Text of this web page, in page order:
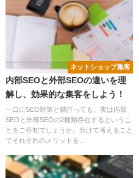
ネットショップ集客
内部SEOと外部SEOの違いを理
解し、効果的な集客をしよう！
一口にSEO対策と銘打っても、実は内部
SEOと外部SEOの2種類存在するというこ
とをご存知でしょうか。分けて考えること
でそれぞれのメリットを...